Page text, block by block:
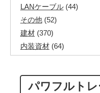
LANケーブル(44)
その他(52)
建材(370)
内装資材(64)
その他ツール (48)
パワフルト